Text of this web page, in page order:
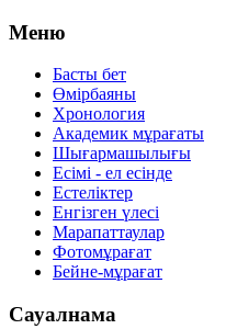
Меню
Басты бет
Өмірбаяны
Хронология
Aкадемик мұрағаты
Шығармашылығы
Есімі - ел есінде
Естеліктер
Енгізген үлесі
Марапаттаулар
Фотомұрағат
Бейне-мұрағат
Сауалнама